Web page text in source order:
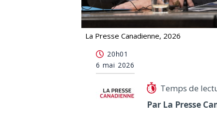
La Presse Canadienne, 2026
20h01
6 mai 2026
Temps de
Par La Presse